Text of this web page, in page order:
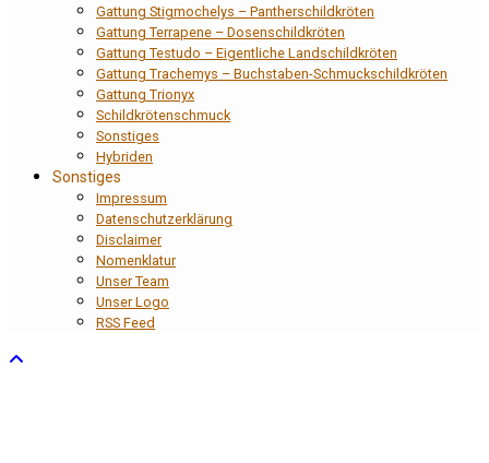
Gattung Stigmochelys – Pantherschildkröten
Gattung Terrapene – Dosenschildkröten
Gattung Testudo – Eigentliche Landschildkröten
Gattung Trachemys – Buchstaben-Schmuckschildkröten
Gattung Trionyx
Schildkrötenschmuck
Sonstiges
Hybriden
Sonstiges
Impressum
Datenschutzerklärung
Disclaimer
Nomenklatur
Unser Team
Unser Logo
RSS Feed